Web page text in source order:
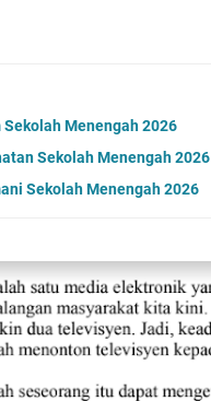
Menengah 2026
Sekolah Menengah 2026
Sekolah Menengah 2026